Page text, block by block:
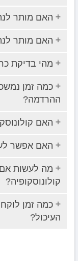
האם מותר
האם מותר
מהי בדיקת
כמה זמן
ההרדמה?
האם
האם אפשר
מה לעשות אם
קולונוסקופיה?
כמה זמן
העיכול?